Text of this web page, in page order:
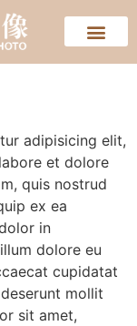
adipisicing elit,
et dolore
quis nostrud
ex ea
in
dolore eu
cupidatat
mollit
sit amet,